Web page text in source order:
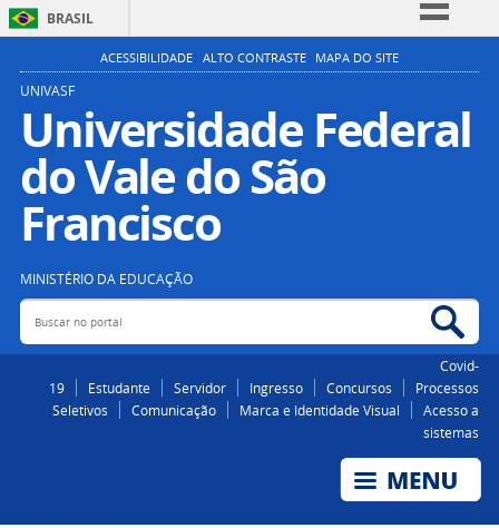
BRASIL
Simplifique!
Participe
Acesso à informação
Legislação
ACESSIBILIDADE ALTO CONTRASTE MAPA DO SITE
UNIVASF
Universidade Federal
do Vale do São
Francisco
MINISTÉRIO DA EDUCAÇÃO
Buscar no portal
Covid-
19
Estudante Servidor Ingresso Concursos
Processos
Seletivos
Comunicação Marca e Identidade Visual
Acesso a
sistemas